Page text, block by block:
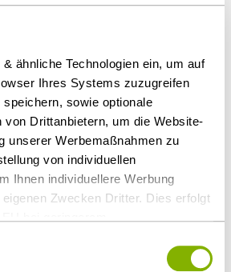
ähnliche Technologien ein, um auf
Ihres Systems zuzugreifen
sowie optionale
von Drittanbietern, um die Website-
unserer Werbemaßnahmen zu
von individuellen
Ihnen individuellere Werbung
Zwecken Dritter. Dies erfolgt
des staatlichen Zugriffs &
Insolvenzrisiko trägt. Nunmehr
noch deutlicher: Die
verpflichtet sein, das
Es genügt, wenn zu
Kommune Verluste der
wird.